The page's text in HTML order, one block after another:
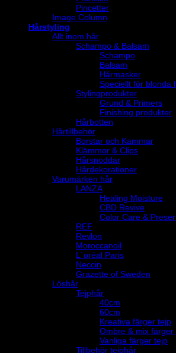
Pincetter
Image Column
Hårstyling
Allt inom hår
Schampo & Balsam
Schampo
Balsam
Hårmasker
Speciellt för blonda
Stylingprodukter
Grund & Primers
Finishing produkter
Hårbotten
Hårtillbehör
Borstar och Kammar
Klämmor & Clips
Hårsnoddar
Hårdekorationer
Varumärken hår
LANZA
Healing Moisture
CBD Revive
Color Care &
REF
Revlon
Moroccanoil
L´oréal Paris
Neccin
Grazette of Sweden
Löshår
Tejphår
40cm
60cm
Kreativa färger tejp
Ombre & mix färger
Vanliga färger tejp
Tillbehör tejphår